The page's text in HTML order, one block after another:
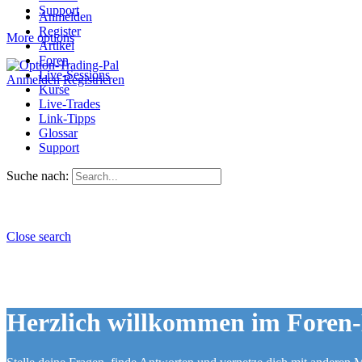
Support
More options
Anmelden Registrieren
Anmelden
Register
Artikel
Foren
Live-Sessions
Kurse
Live-Trades
Link-Tipps
Glossar
Support
Suche nach:
Close search
Herzlich willkommen im